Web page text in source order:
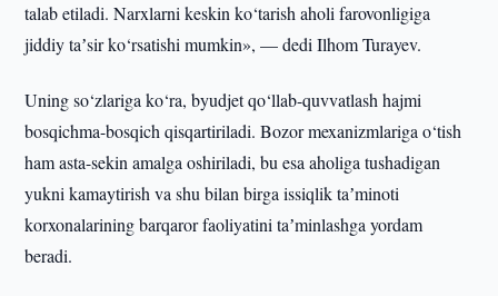
talab etiladi. Narxlarni keskin ko‘tarish aholi farovonligiga
jiddiy taʼsir ko‘rsatishi mumkin», — dedi Ilhom Turayev.
Uning so‘zlariga ko‘ra, byudjet qo‘llab-quvvatlash hajmi
bosqichma-bosqich qisqartiriladi. Bozor mexanizmlariga o‘tish
ham asta-sekin amalga oshiriladi, bu esa aholiga tushadigan
yukni kamaytirish va shu bilan birga issiqlik taʼminoti
korxonalarining barqaror faoliyatini taʼminlashga yordam
beradi.